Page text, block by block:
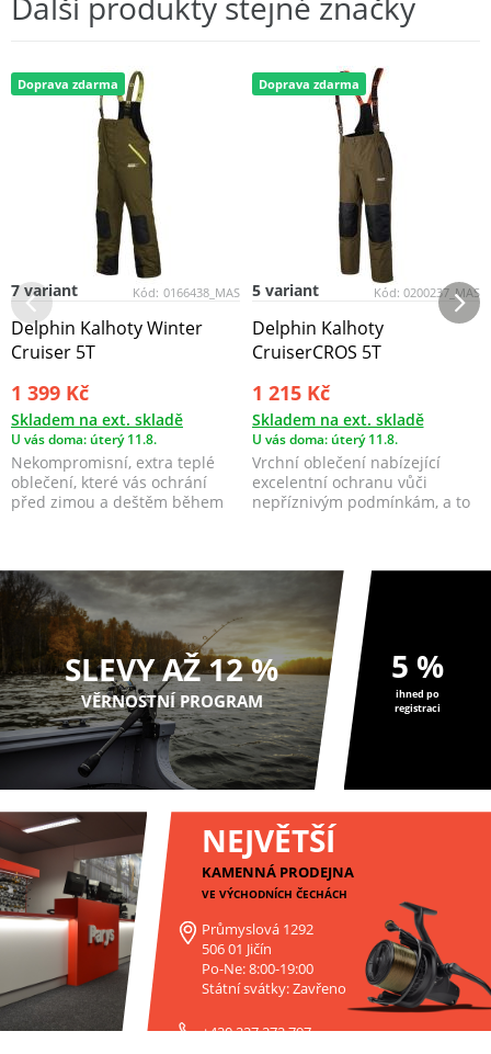
Doprava zdarma
Kód: 0166438_MAS
7 variant
Delphin Kalhoty Winter
Cruiser 5T
1 399 Kč
Skladem na ext. skladě
U vás doma: úterý 11.8.
Nekompromisní, extra teplé
oblečení, které vás ochrání
před zimou a deštěm během
Doprava zdarma
Kód: 0200237_MAS
5 variant
Delphin Kalhoty
CruiserCROS 5T
1 215 Kč
Skladem na ext. skladě
U vás doma: úterý 11.8.
Vrchní oblečení nabízející
excelentní ochranu vůči
nepříznivým podmínkám, a to
SLEVY AŽ 12 %
VĚRNOSTNÍ PROGRAM
5 %
ihned po
registraci
NEJVĚTŠÍ
KAMENNÁ PRODEJNA
VE VÝCHODNÍCH ČECHÁCH
Průmyslová 1292
506 01 Jičín
Po-Ne: 8:00-19:00
Státní svátky: Zavřeno
+420 227 272 797